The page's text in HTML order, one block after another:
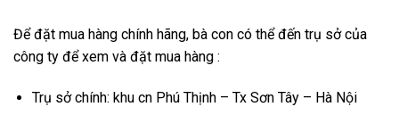
Để đặt mua hàng chính hãng, bà con có thể đến trụ sở của
công ty để xem và đặt mua hàng :
Trụ sở chính: khu cn Phú Thịnh – Tx Sơn Tây – Hà Nội